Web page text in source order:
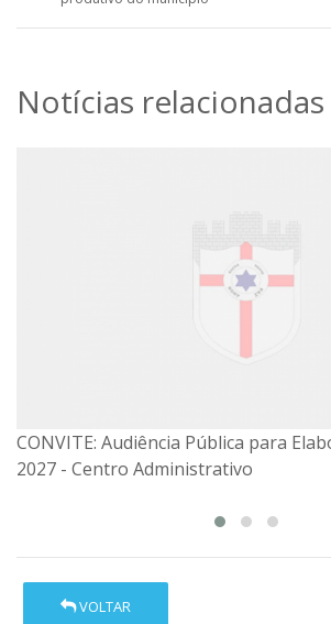
Notícias relacionadas
CONVITE: Audiência Pública para
2027 - Centro Administrativo
CONVITE: Audiência Pública para
2027
VOLTAR